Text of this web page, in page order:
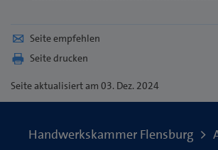
Seite empfehlen
Seite drucken
Seiteaktualisiert am 03. Dez. 2024
Handwerkskammer Flensburg